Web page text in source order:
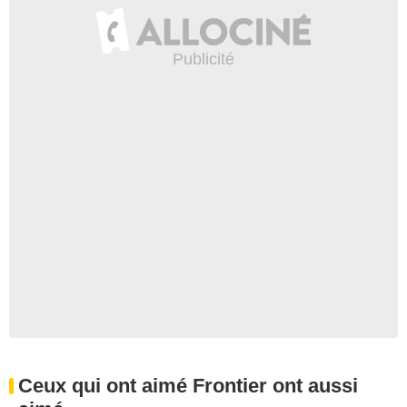
Ceux qui ont aimé Frontier ont aussi